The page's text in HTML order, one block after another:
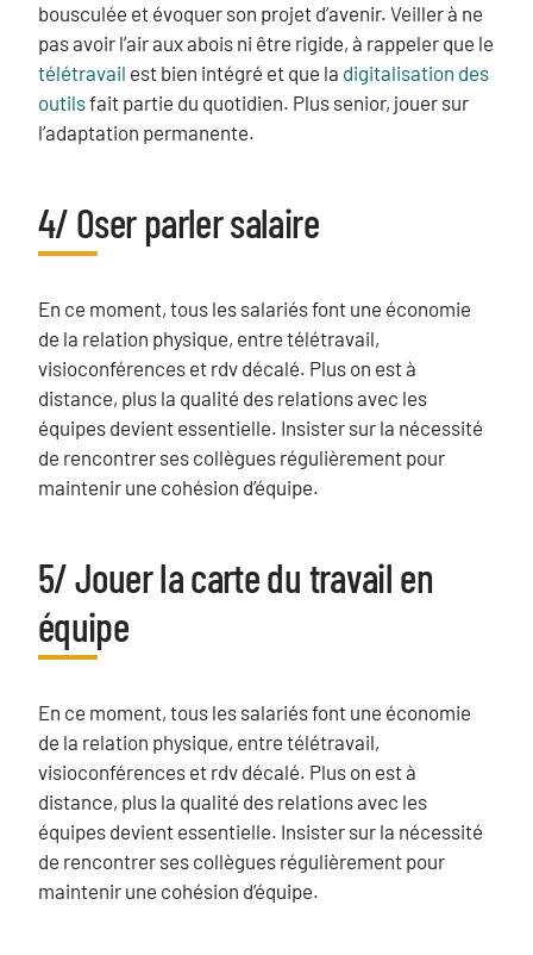
bousculée et évoquer son projet d’avenir. Veiller à ne
pas avoir l’air aux abois ni être rigide, à rappeler que le
télétravail est bien intégré et que la digitalisation des
outilsfait partie du quotidien. Plus senior, jouer sur
l’adaptation permanente.
Titre
4/ Oser parler salaire
Texte
En ce moment, tous les salariés font une économie
de la relation physique, entre télétravail,
visioconférences et rdv décalé. Plus on est à
distance, plus la qualité des relations avec les
équipes devient essentielle. Insister sur la nécessité
de rencontrer ses collègues régulièrement pour
maintenir une cohésion d’équipe.
Titre
5/ Jouer la carte du travail en
équipe
Texte
En ce moment, tous les salariés font une économie
de la relation physique, entre télétravail,
visioconférences et rdv décalé. Plus on est à
distance, plus la qualité des relations avec les
équipes devient essentielle. Insister sur la nécessité
de rencontrer ses collègues régulièrement pour
maintenir une cohésion d’équipe.